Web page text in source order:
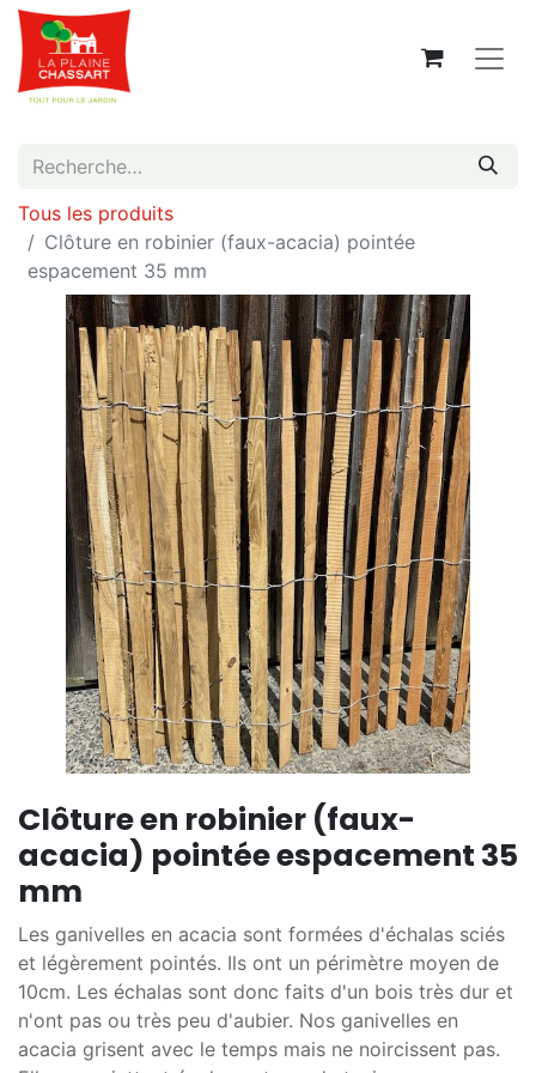
Tous les produits
Clôture en robinier (faux-acacia) pointée
espacement 35 mm
Clôture en robinier (faux-
acacia) pointée espacement 35
mm
Les ganivelles en acacia sont formées d'échalas sciés
et légèrement pointés. Ils ont un périmètre moyen de
10cm. Les échalas sont donc faits d'un bois très dur et
n'ont pas ou très peu d'aubier. Nos ganivelles en
acacia grisent avec le temps mais ne noircissent pas.